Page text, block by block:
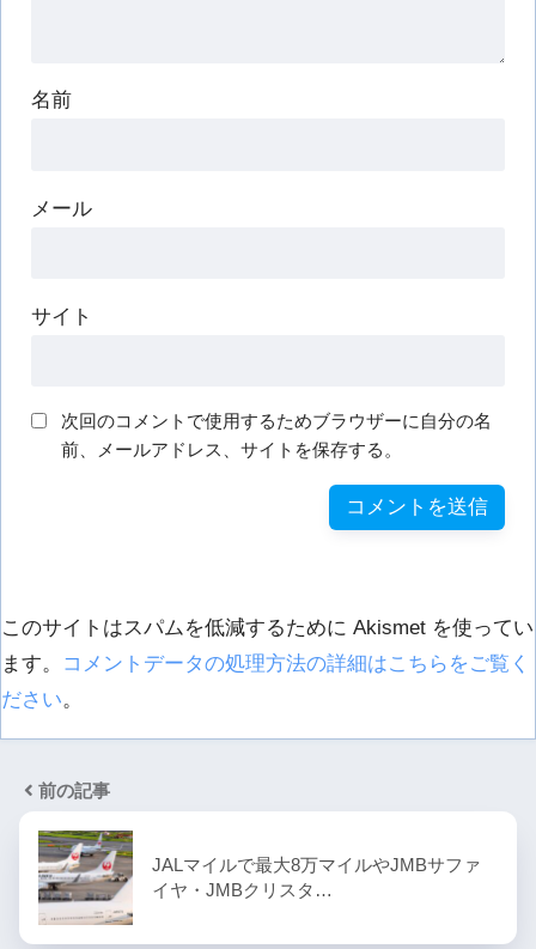
名前
メール
サイト
次回のコメントで使用するためブラウザーに自分の名
前、メールアドレス、サイトを保存する。
このサイトはスパムを低減するために Akismet を使ってい
ます。
コメントデータの処理方法の詳細はこちらをご覧く
ださい。
前の記事
JALマイルで最大8万マイルやJMBサファ
イヤ・JMBクリスタ…